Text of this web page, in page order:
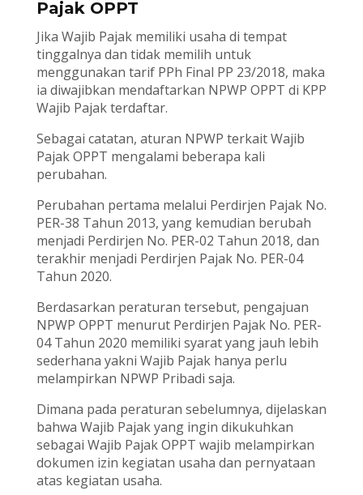
Pajak OPPT
Jika Wajib Pajak memiliki usaha di tempat
tinggalnya dan tidak memilih untuk
menggunakan tarif PPh Final PP 23/2018, maka
ia diwajibkan mendaftarkan NPWP OPPT di KPP
Wajib Pajak terdaftar.
Sebagai catatan, aturan NPWP terkait Wajib
Pajak OPPT mengalami beberapa kali
perubahan.
Perubahan pertama melalui Perdirjen Pajak No.
PER-38 Tahun 2013, yang kemudian berubah
menjadi Perdirjen No. PER-02 Tahun 2018, dan
terakhir menjadi Perdirjen Pajak No. PER-04
Tahun 2020.
Berdasarkan peraturan tersebut, pengajuan
NPWP OPPT menurut Perdirjen Pajak No. PER-
04 Tahun 2020 memiliki syarat yang jauh lebih
sederhana yakni Wajib Pajak hanya perlu
melampirkan NPWP Pribadi saja.
Dimana pada peraturan sebelumnya, dijelaskan
bahwa Wajib Pajak yang ingin dikukuhkan
sebagai Wajib Pajak OPPT wajib melampirkan
dokumen izin kegiatan usaha dan pernyataan
atas kegiatan usaha.